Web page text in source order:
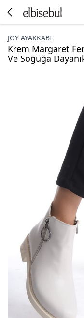
JOY AYAKKABI
Krem Margaret
Ve Soğuğa